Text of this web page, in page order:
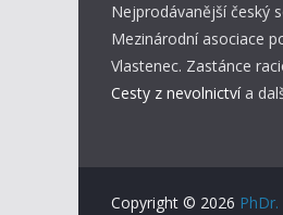
Nejprodávanější český
Mezinárodní asociace
Vlastenec. Zastánce
Cesty z nevolnictví a
Copyright © 2026